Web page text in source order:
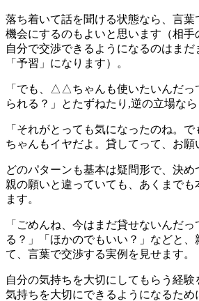
落ち着いて話を聞ける状態なら、言葉
機会にするのもよいと思います（相手
自分で交渉できるようになるのはまだ
「予習」になります）。
「でも、△△ちゃんも使いたいんだっ
られる？」とたずねたり,逆の立場なら
「それがとっても気になったのね。
ちゃんもイヤだよ。貸してって、お
どのパターンも基本は疑問形で、決め
親の願いと違っていても、あくまでも
ます。
「ごめんね、今はまだ貸せないんだ
る？」「ほかのでもいい？」などと、
て、言葉で交渉する実例を見せます。
自分の気持ちを大切にしてもらう経
気持ちを大切にできるようになるた